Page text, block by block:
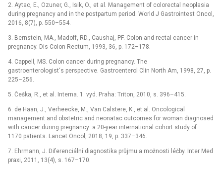
2. Aytac, E., Ozuner, G., Isik, O., et al. Management of colorectal neoplasia
during pregnancy and in the postpartum period. World J Gastrointest Oncol,
2016, 8(7), p. 550–554.
3. Bernstein, MA., Madoff, RD., Caushaj, PF. Colon and rectal cancer in
pregnancy. Dis Colon Rectum, 1993, 36, p. 172–178.
4. Cappell, MS. Colon cancer during pregnancy. The
gastroenterologist‘s perspective. Gastroenterol Clin North Am, 1998, 27, p.
225–256.
5. Češka, R., et al. Interna. 1. vyd. Praha: Triton, 2010, s. 396–415.
6. de Haan, J., Verheecke, M., Van Calstere, K., et al. Oncological
management and obstetric and neonatac outcomes for woman diagnosed
with cancer during pregnancy: a 20-year international cohort study of
1170 patients. Lancet Oncol, 2018, 19, p. 337–346.
7. Ehrmann, J. Diferenciální diagnostika průjmu a možnosti léčby. Inter Med
praxi, 2011, 13(4), s. 167–170.